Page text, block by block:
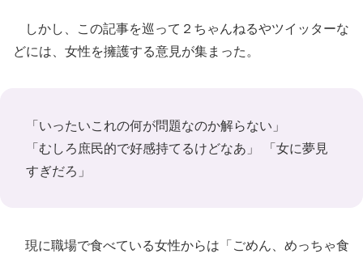
しかし、この記事を巡って２ちゃんねるやツイッターな
どには、女性を擁護する意見が集まった。
「いったいこれの何が問題なのか解らない」
「むしろ庶民的で好感持てるけどなあ」 「女に夢見
すぎだろ」
現に職場で食べている女性からは「ごめん、めっちゃ食